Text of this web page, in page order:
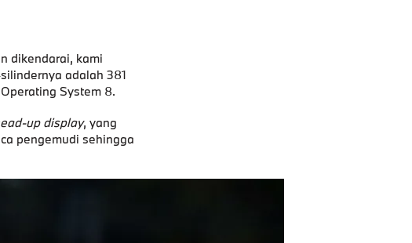
dikendarai, kami
adalah 381
System 8.
up display, yang
pengemudi sehingga